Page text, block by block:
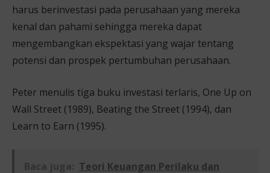
harus berinvestasi pada perusahaan yang mereka
kenal dan pahami sehingga mereka dapat
mengembangkan ekspektasi yang wajar tentang
potensi dan prospek pertumbuhan perusahaan.
Peter menulis tiga buku investasi terlaris, One Up on
Wall Street (1989), Beating the Street (1994), dan
Learn to Earn (1995).
Baca juga: Teori Keuangan Perilaku dan